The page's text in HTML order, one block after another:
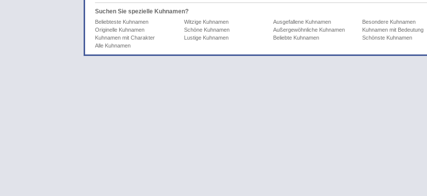
Suchen Sie spezielle Kuhnamen?
Beliebteste Kuhnamen Witzige Kuhnamen Ausgefallene Kuhnamen
Besondere Kuhnamen
Originelle Kuhnamen
Schöne Kuhnamen Außergewöhnliche Kuhnamen
Kuhnamen mit Bedeutung
Kuhnamen mit Charakter
Lustige Kuhnamen Beliebte Kuhnamen
Schönste Kuhnamen
Alle Kuhnamen